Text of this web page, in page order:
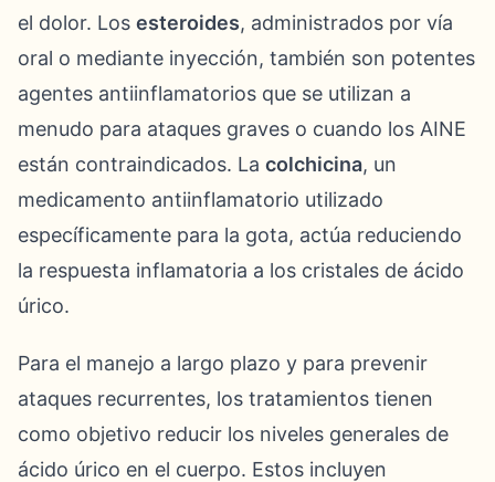
el dolor. Los esteroides, administrados por vía
oral o mediante inyección, también son potentes
agentes antiinflamatorios que se utilizan a
menudo para ataques graves o cuando los AINE
están contraindicados. La colchicina, un
medicamento antiinflamatorio utilizado
específicamente para la gota, actúa reduciendo
la respuesta inflamatoria a los cristales de ácido
úrico.
Para el manejo a largo plazo y para prevenir
ataques recurrentes, los tratamientos tienen
como objetivo reducir los niveles generales de
ácido úrico en el cuerpo. Estos incluyen